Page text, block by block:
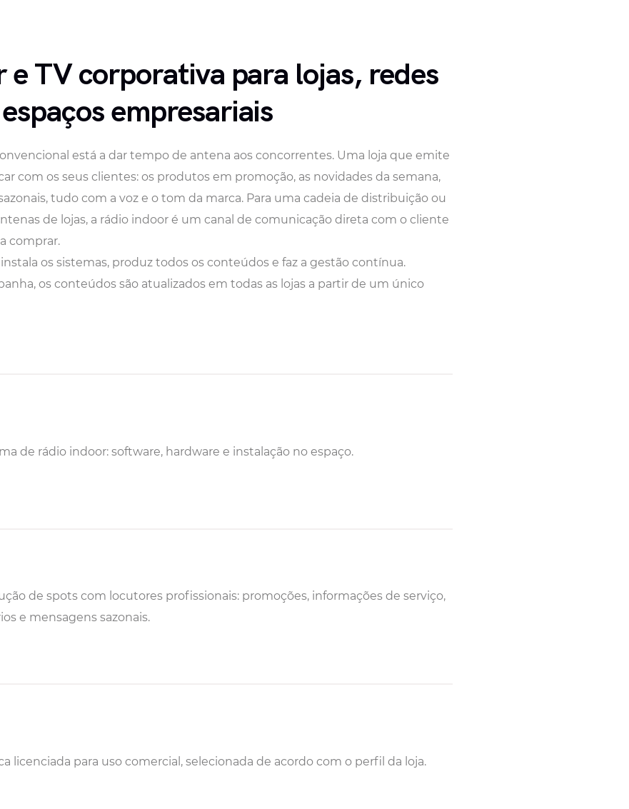
e TV corporativa para lojas, redes
empresariais
está a dar tempo de antena aos concorrentes. Uma loja que emite
com os seus clientes: os produtos em promoção, as novidades da semana,
tudo com a voz e o tom da marca. Para uma cadeia de distribuição ou
de lojas, a rádio indoor é um canal de comunicação direta com o cliente
comprar.
os sistemas, produz todos os conteúdos e faz a gestão contínua.
os conteúdos são atualizados em todas as lojas a partir de um único
de rádio indoor: software, hardware e instalação no espaço.
de spots com locutores profissionais: promoções, informações de serviço,
e mensagens sazonais.
licenciada para uso comercial, selecionada de acordo com o perfil da loja.